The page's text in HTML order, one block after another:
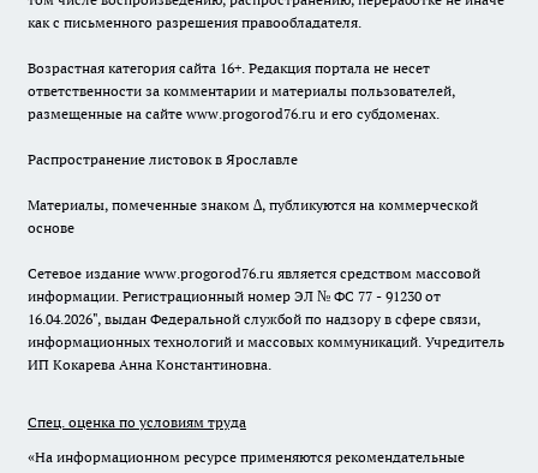
как с письменного разрешения правообладателя.
Возрастная категория сайта 16+. Редакция портала не несет
ответственности за комментарии и материалы пользователей,
размещенные на сайте www.progorod76.ru и его субдоменах.
Распространение листовок в Ярославле
Материалы, помеченные знаком ∆, публикуются на коммерческой
основе
Сетевое издание www.progorod76.ru является средством массовой
информации. Регистрационный номер ЭЛ № ФС 77 - 91230 от
16.04.2026", выдан Федеральной службой по надзору в сфере связи,
информационных технологий и массовых коммуникаций. Учредитель
ИП Кокарева Анна Константиновна.
Спец. оценка по условиям труда
«На информационном ресурсе применяются рекомендательные